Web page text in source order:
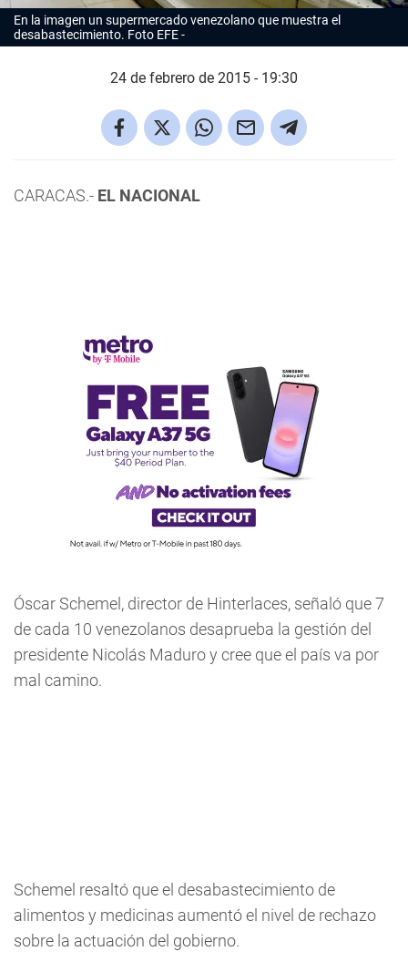
En la imagen un supermercado venezolano que muestra el
desabastecimiento. Foto EFE
24 de febrero de 2015 - 19:30
CARACAS.- EL NACIONAL
Óscar Schemel, director de Hinterlaces, señaló que 7
de cada 10 venezolanos desaprueba la gestión del
presidente Nicolás Maduro y cree que el país va por
mal camino.
Schemel resaltó que el desabastecimiento de
alimentos y medicinas aumentó el nivel de rechazo
sobre la actuación del gobierno.